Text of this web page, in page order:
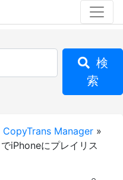
検
索
CopyTrans Manager »
iPhoneにプレイリス